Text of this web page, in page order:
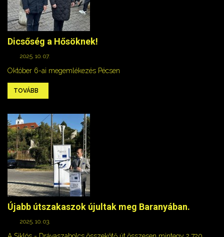
Dicsőség a Hősöknek!
2025. 10. 07.
Október 6-ai megemlékezés Pécsen
TOVÁBB
Újabb útszakaszok újultak meg Baranyában.
2025. 10. 03.